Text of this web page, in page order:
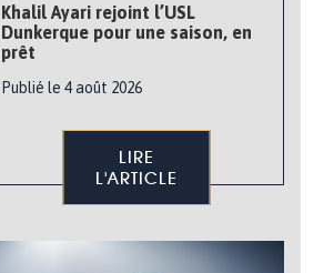
Khalil Ayari rejoint l’USL
Dunkerque pour une saison, en
prêt
Publié le 4 août 2026
LIRE
L'ARTICLE